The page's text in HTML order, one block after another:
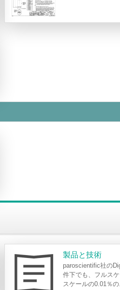
製品と技術
paroscientific社の
件下でも、フルス
スケールの0.01％